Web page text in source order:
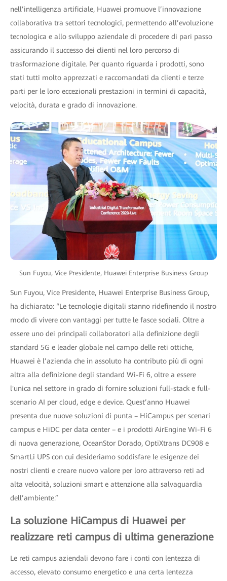
nell’intelligenza artificiale, Huawei promuove l’innovazione
collaborativa tra settori tecnologici, permettendo all’evoluzione
tecnologica e allo sviluppo aziendale di procedere di pari passo
assicurando il successo dei clienti nel loro percorso di
trasformazione digitale. Per quanto riguarda i prodotti, sono
stati tutti molto apprezzati e raccomandati da clienti e terze
parti per le loro eccezionali prestazioni in termini di capacità,
velocità, durata e grado di innovazione.
Sun Fuyou, Vice Presidente, Huawei Enterprise Business Group
Sun Fuyou, Vice Presidente, Huawei Enterprise Business Group,
ha dichiarato: “Le tecnologie digitali stanno ridefinendo il nostro
modo di vivere con vantaggi per tutte le fasce sociali. Oltre a
essere uno dei principali collaboratori alla definizione degli
standard 5G e leader globale nel campo delle reti ottiche,
Huawei è l’azienda che in assoluto ha contributo più di ogni
altra alla definizione degli standard Wi-Fi 6, oltre a essere
l'unica nel settore in grado di fornire soluzioni full-stack e full-
scenario AI per cloud, edge e device. Quest’anno Huawei
presenta due nuove soluzioni di punta – HiCampus per scenari
campus e HiDC per data center – e i prodotti AirEngine Wi-Fi 6
di nuova generazione, OceanStor Dorado, OptiXtrans DC908 e
SmartLi UPS con cui desideriamo soddisfare le esigenze dei
nostri clienti e creare nuovo valore per loro attraverso reti ad
alta velocità, soluzioni smart e attenzione alla salvaguardia
dell’ambiente.”
La soluzione HiCampus di Huawei per
realizzare reti campus di ultima generazione
Le reti campus aziendali devono fare i conti con lentezza di
accesso, elevato consumo energetico e una certa lentezza